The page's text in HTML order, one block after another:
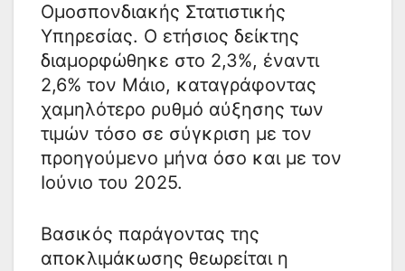
Ομοσπονδιακής Στατιστικής
Υπηρεσίας. Ο ετήσιος δείκτης
διαμορφώθηκε στο 2,3%, έναντι
2,6% τον Μάιο, καταγράφοντας
χαμηλότερο ρυθμό αύξησης των
τιμών τόσο σε σύγκριση με τον
προηγούμενο μήνα όσο και με τον
Ιούνιο του 2025.
Βασικός παράγοντας της
αποκλιμάκωσης θεωρείται η